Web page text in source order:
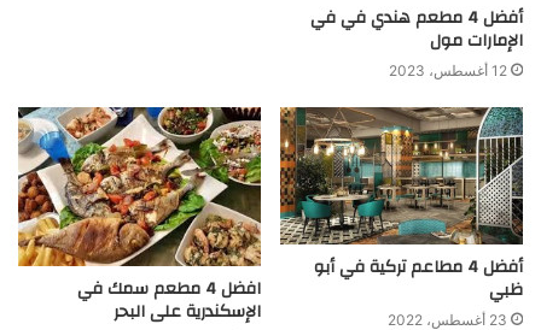
أفضل 4 مطعم هندي في في
الإمارات مول
12 أغسطس، 2023
أفضل 4 مطاعم تركية في أبو
ظبي
23 أغسطس، 2022
افضل 4 مطعم سمك في
الإسكندرية على البحر